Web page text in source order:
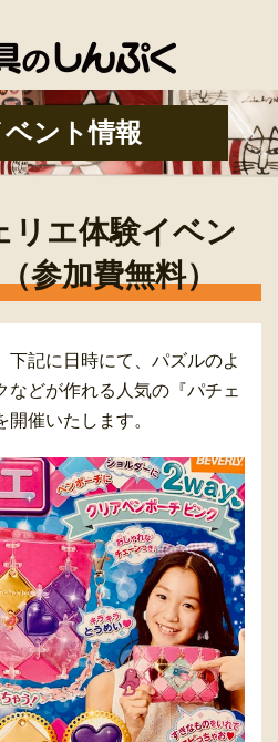
ント情報
リエ体験イベン
参加費無料）
下記に日時にて、パズルのよ
などが作れる人気の『パチェ
催いたします。